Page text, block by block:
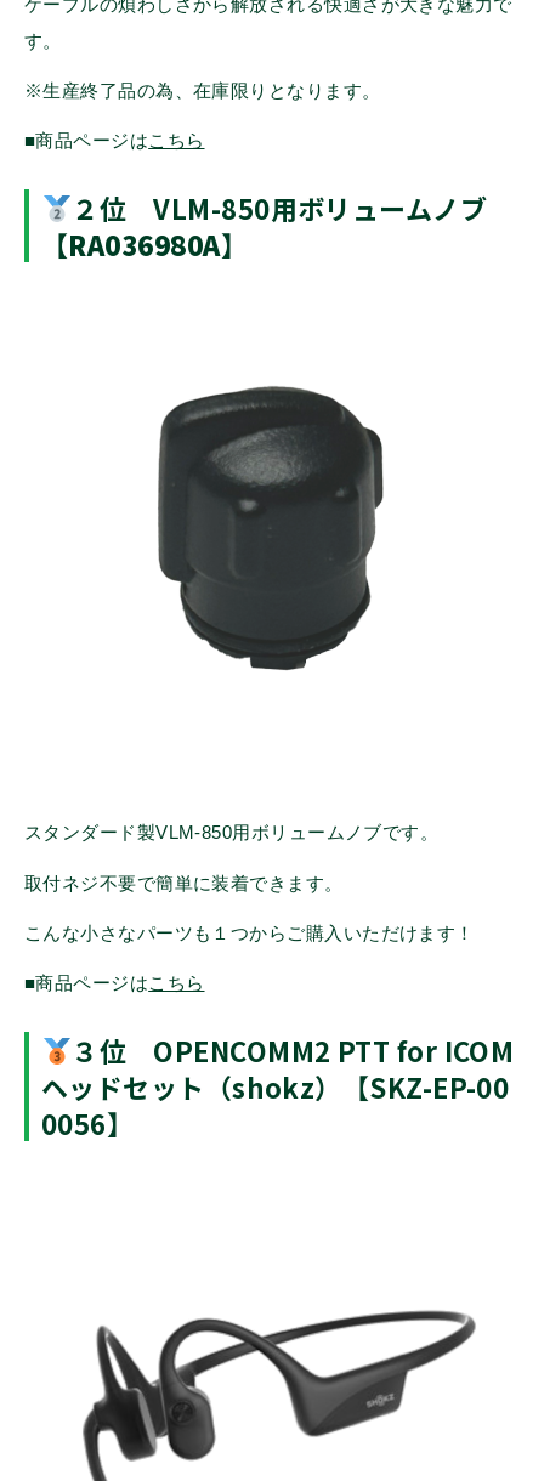
す。
※生産終了品の為、在庫限りとなります。
■商品ページはこちら
２位 VLM-850用ボリュームノブ
【RA036980A】
スタンダード製VLM-850用ボリュームノブです。
取付ネジ不要で簡単に装着できます。
こんな小さなパーツも１つからご購入いただけます！
■商品ページはこちら
３位 OPENCOMM2 PTT for ICOM
ヘッドセット（shokz）【SKZ-EP-00
0056】